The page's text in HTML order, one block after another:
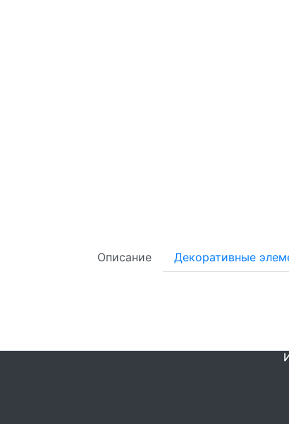
Описание Декоративные